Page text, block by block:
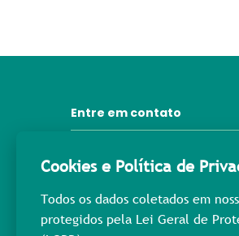
Entre em contato
31 3372-6092
31 98445-3976
Cookies e Política de
Todos os dados coletados em
protegidos pela Lei Geral de